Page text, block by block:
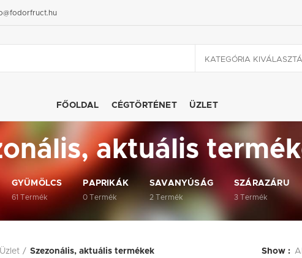
KATEGÓRIA
FŐOLDAL CÉGTÖRTÉNET ÜZLET
aktuális
GYÜMÖLCS
61 Termék
PAPRIKÁK
0 Termék
SAVANYÚSÁG
2 Termék
SZÁRAZÁRU
3 Termék
Szezonális, aktuális termékek Show All